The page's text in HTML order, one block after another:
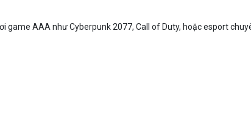
game AAA như Cyberpunk 2077, Call of Duty, hoặc esport